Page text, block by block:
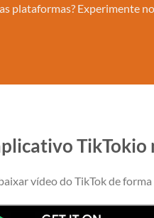
plataformas? Experimente
TikTokio
vídeo do TikTok de